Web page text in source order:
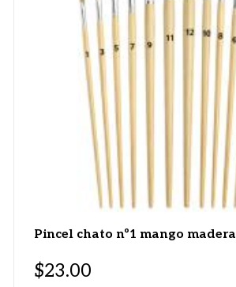
Pincel chato nº1 mango madera
$23.00